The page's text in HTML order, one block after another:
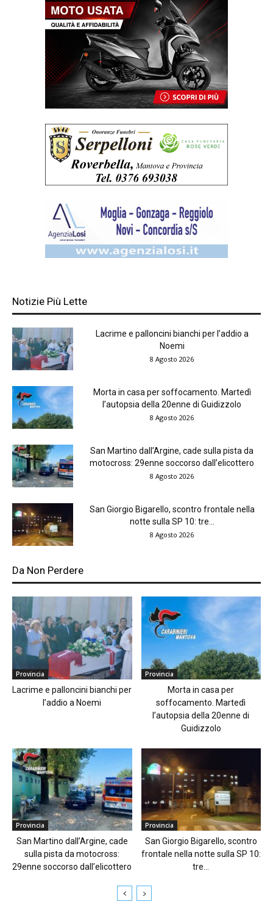
Notizie Più Lette
Lacrime e palloncini bianchi per l’addio a
Noemi
8 Agosto 2026
Morta in casa per soffocamento. Martedì
l’autopsia della 20enne di Guidizzolo
8 Agosto 2026
San Martino dall’Argine, cade sulla pista da
motocross: 29enne soccorso dall’elicottero
8 Agosto 2026
San Giorgio Bigarello, scontro frontale nella
notte sulla SP 10: tre...
8 Agosto 2026
Da Non Perdere
Provincia
Lacrime e palloncini bianchi per
l’addio a Noemi
Provincia
Morta in casa per
soffocamento. Martedì
l’autopsia della 20enne di
Guidizzolo
Provincia
San Martino dall’Argine, cade
sulla pista da motocross:
29enne soccorso dall’elicottero
Provincia
San Giorgio Bigarello, scontro
frontale nella notte sulla SP 10:
tre...